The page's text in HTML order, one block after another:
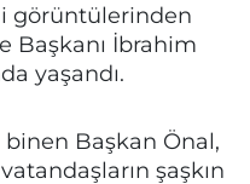
görüntülerinden
Başkanı İbrahim
yaşandı.
Başkan Önal,
şaşkın